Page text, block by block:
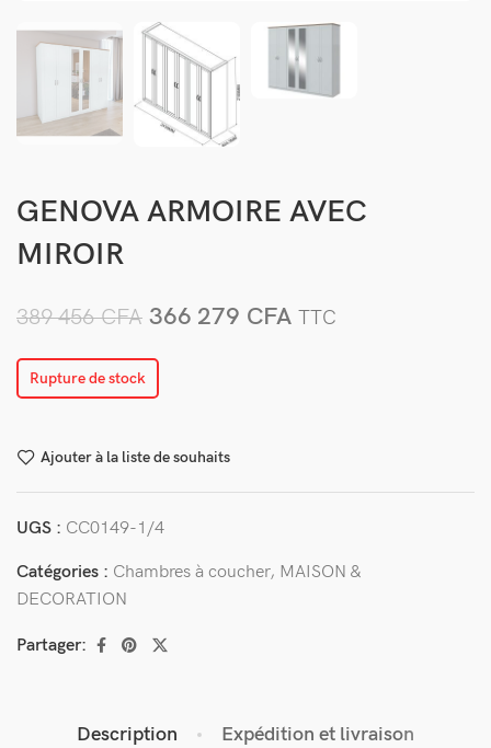
GENOVA ARMOIRE AVEC
MIROIR
389 456CFA 366 279 CFA TTC
Rupture de stock
Ajouter à la liste de souhaits
UGS : CC0149-1/4
Catégories : Chambres à coucher, MAISON &
DECORATION
Partager:
Description Expédition et livraison